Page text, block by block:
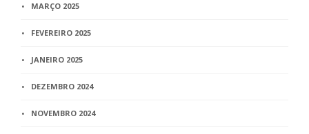
MARÇO 2025
FEVEREIRO 2025
JANEIRO 2025
DEZEMBRO 2024
NOVEMBRO 2024